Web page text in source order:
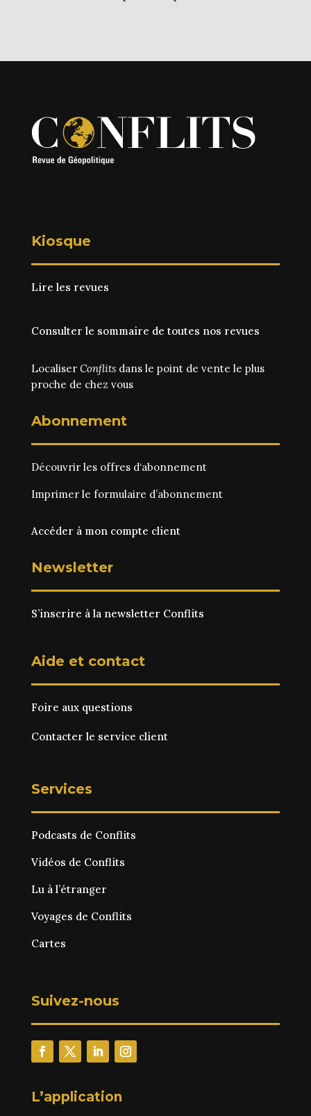
Kiosque
Lire les revues
Consulter le sommaire de toutes nos revues
Localiser Conflitsdans le point de vente le plus
proche de chez vous
Abonnement
Découvrir les offres d‘abonnement
Imprimer le formulaire d’abonnement
Accéder à mon compte client
Newsletter
S’inscrire à la newsletter Conflits
Aide et contact
Foire aux questions
Contacter le service client
Services
Podcasts de Conflits
Vidéos de Conflits
Lu à l’étranger
Voyages de Conflits
Cartes
Suivez-nous
L’application